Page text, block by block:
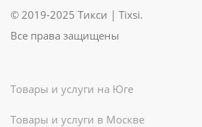
© 2019-2025 Тикси | Tixsi.
Все права защищены
Товары и услуги на Юге
Товары и услуги в Москве